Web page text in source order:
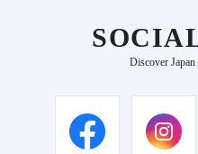
Discover